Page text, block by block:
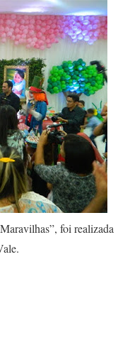
foi realizada